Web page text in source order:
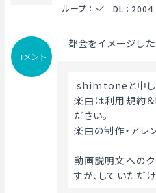
ループ ： DL ： 2004
コメント
都会をイメージし
shimtoneと申し
楽曲は利用規約＆
ださい。
楽曲の制作・アレ
動画説明文への
すが、していただ